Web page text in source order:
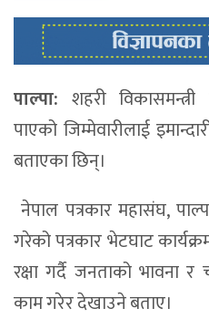
पाल्पा:शहरी
पाएको जिम्मेवारीलाई
बताएका छिन्।
नेपाल पत्रकार महासंघ,
गरेको पत्रकार भेटघाट
रक्षा गर्दै जनताको भावना र
काम गरेर देखाउने बताए।